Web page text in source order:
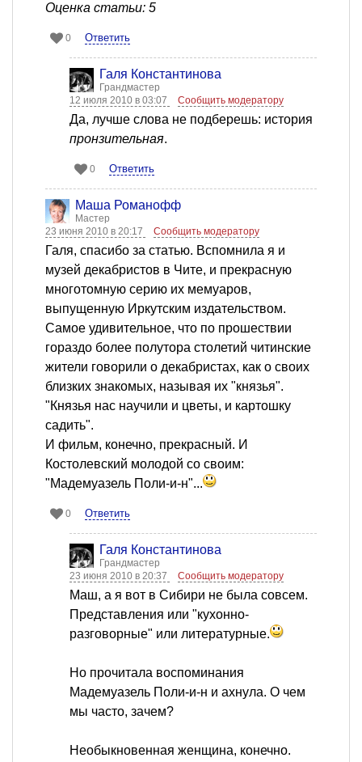
Оценка статьи: 5
0 Ответить
Галя Константинова
Грандмастер
12 июля 2010 в 03:07
Сообщить модератору
Да, лучше слова не подберешь: история
пронзительная.
0 Ответить
Mаша Романофф
Мастер
23 июня 2010 в 20:17
Сообщить модератору
Галя, спасибо за статью. Вспомнила я и
музей декабристов в Чите, и прекрасную
многотомную серию их мемуаров,
выпущенную Иркутским издательством.
Самое удивительное, что по прошествии
гораздо более полутора столетий читинские
жители говорили о декабристах, как о своих
близких знакомых, называя их "князья".
"Князья нас научили и цветы, и картошку
садить".
И фильм, конечно, прекрасный. И
Костолевский молодой со своим:
"Мадемуазель Поли-и-н"...
0 Ответить
Галя Константинова
Грандмастер
23 июня 2010 в 20:37
Сообщить модератору
Маш, а я вот в Сибири не была совсем.
Представления или "кухонно-
разговорные" или литературные.
Но прочитала воспоминания
Мадемуазель Поли-и-н и ахнула. О чем
мы часто, зачем?
Необыкновенная женщина, конечно.